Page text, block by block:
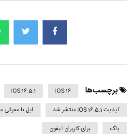
برچسب‌ها IOS 16
IOS 16.5.1
آپدیت IOS 16.5.1 منتشر شد
اپل با معرفی
باگ
برای کاربران آیفون